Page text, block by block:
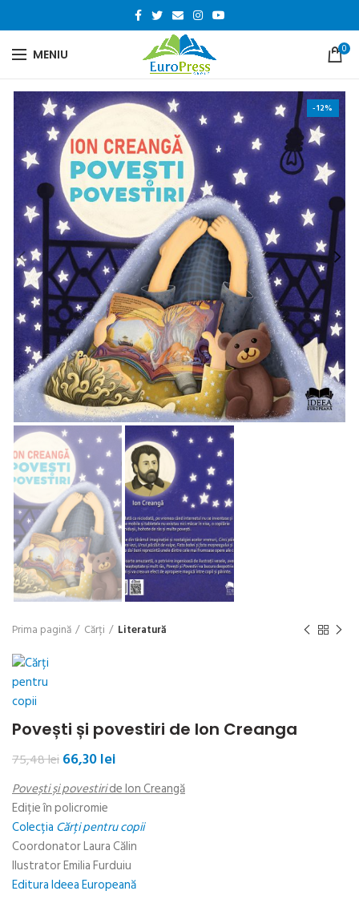
MENIU 0
-12%
Prima pagină Cărți Literatură
Povești și povestiri de Ion Creanga
75,48leiPrețul
a
fost:
75,48 lei.
66,30lei
este:
Povești și povestiride Ion Creangă
Ediție în policromie
Colecția Cărți pentru copii
Coordonator Laura Călin
Ilustrator Emilia Furduiu
Editura Ideea Europeană